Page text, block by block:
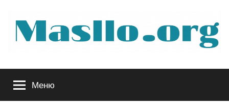
содержимому
Руководство
по
Меню